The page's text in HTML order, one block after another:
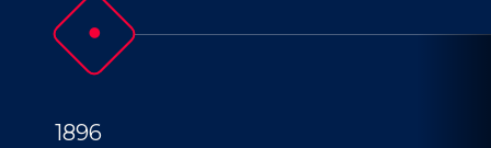
1896